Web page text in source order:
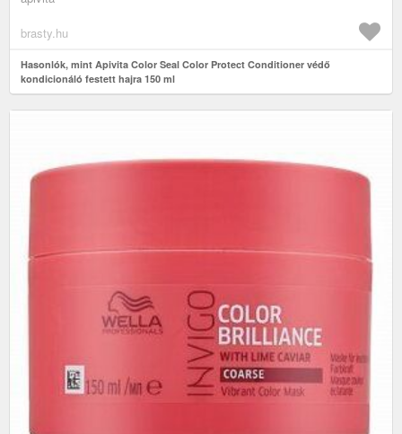
brasty.hu
Hasonlók, mint Apivita Color Seal Color Protect Conditioner védő
kondicionáló festett hajra 150 ml